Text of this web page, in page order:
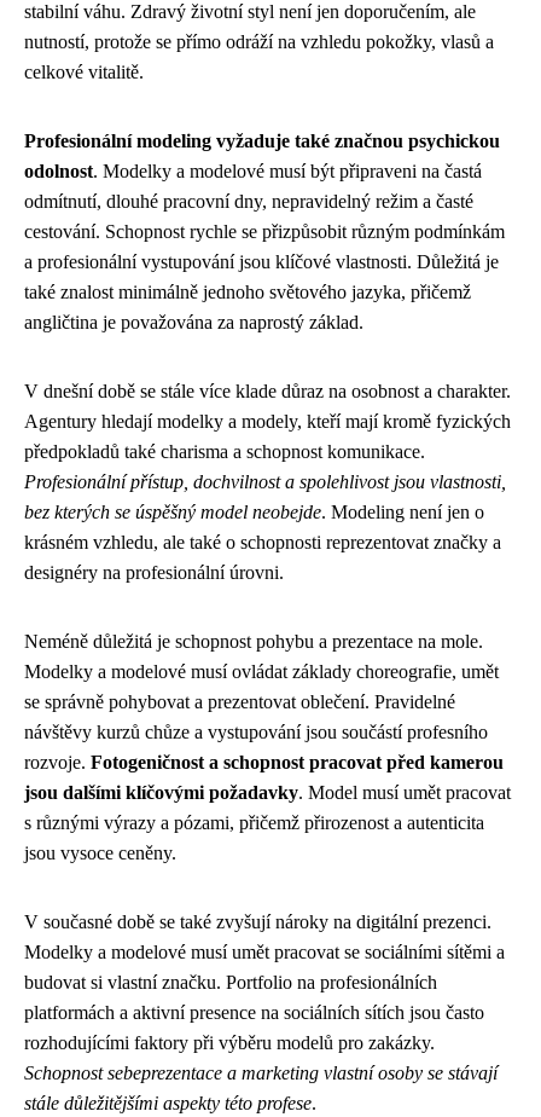
stabilní váhu. Zdravý životní styl není jen doporučením, ale
nutností, protože se přímo odráží na vzhledu pokožky, vlasů a
celkové vitalitě.
Profesionální modeling vyžaduje také značnou psychickou
odolnost. Modelky a modelové musí být připraveni na častá
odmítnutí, dlouhé pracovní dny, nepravidelný režim a časté
cestování. Schopnost rychle se přizpůsobit různým podmínkám
a profesionální vystupování jsou klíčové vlastnosti. Důležitá je
také znalost minimálně jednoho světového jazyka, přičemž
angličtina je považována za naprostý základ.
V dnešní době se stále více klade důraz na osobnost a charakter.
Agentury hledají modelky a modely, kteří mají kromě fyzických
předpokladů také charisma a schopnost komunikace.
Profesionální přístup, dochvilnost a spolehlivost jsou vlastnosti,
bez kterých se úspěšný model neobejde. Modeling není jen o
krásném vzhledu, ale také o schopnosti reprezentovat značky a
designéry na profesionální úrovni.
Neméně důležitá je schopnost pohybu a prezentace na mole.
Modelky a modelové musí ovládat základy choreografie, umět
se správně pohybovat a prezentovat oblečení. Pravidelné
návštěvy kurzů chůze a vystupování jsou součástí profesního
rozvoje. Fotogeničnost a schopnost pracovat před kamerou
jsou dalšími klíčovými požadavky. Model musí umět pracovat
s různými výrazy a pózami, přičemž přirozenost a autenticita
jsou vysoce ceněny.
V současné době se také zvyšují nároky na digitální prezenci.
Modelky a modelové musí umět pracovat se sociálními sítěmi a
budovat si vlastní značku. Portfolio na profesionálních
platformách a aktivní presence na sociálních sítích jsou často
rozhodujícími faktory při výběru modelů pro zakázky.
Schopnost sebeprezentace a marketing vlastní osoby se stávají
stále důležitějšími aspekty této profese.